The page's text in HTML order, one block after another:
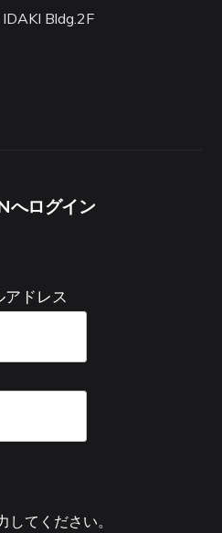
Bldg.2F
へログイン
ドレス
してください。